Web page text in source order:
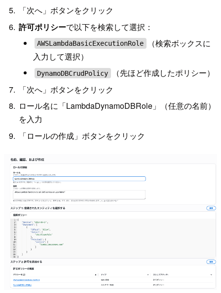
「次へ」ボタンをクリック
許可ポリシーで以下を検索して選択：
AWSLambdaBasicExecutionRole
（検索ボックスに
入力して選択）
DynamoDBCrudPolicy
（先ほど作成したポリシー）
「次へ」ボタンをクリック
ロール名に「LambdaDynamoDBRole」（任意の名前）
を入力
「ロールの作成」ボタンをクリック